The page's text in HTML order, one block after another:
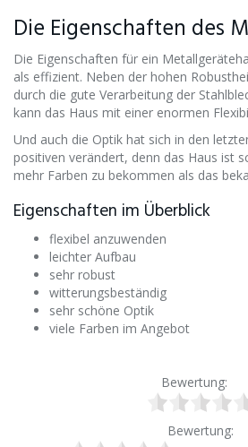
Die Eigenschaften des
Die Eigenschaften für ein
als effizient. Neben der hohen
durch die gute Verarbeitung der
kann das Haus mit einer enormen
Und auch die Optik hat sich in den
positiven verändert, denn das Haus ist
mehr Farben zu bekommen als das
Eigenschaften im Überblick
flexibel anzuwenden
leichter Aufbau
sehr robust
witterungsbeständig
sehr schöne Optik
viele Farben im Angebot
Bewertung:
Bewertung: